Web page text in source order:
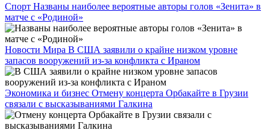
Спорт Названы наиболее вероятные авторы голов «Зенита» в
матче с «Родиной»
Новости Мира В США заявили о крайне низком уровне
запасов вооружений из-за конфликта с Ираном
Экономика и бизнес Отмену концерта Орбакайте в Грузии
связали с высказываниями Галкина